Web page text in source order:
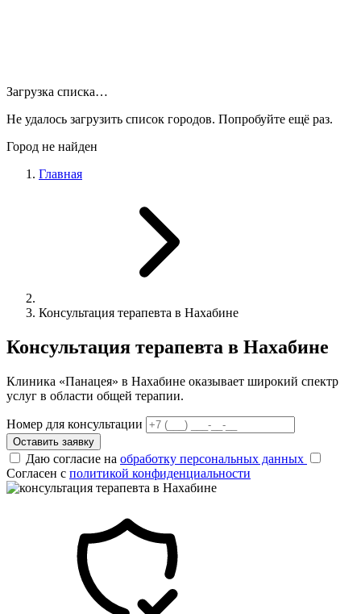
Загрузка списка…
Не удалось загрузить список городов. Попробуйте ещё раз.
Город не найден
Главная
Консультация терапевта в Нахабине
Консультация терапевта в Нахабине
Клиника «Панацея» в Нахабине оказывает широкий спектр
услуг в области общей терапии.
Номер для консультации
Оставить заявку
Даю согласие на обработку персональных данных
Согласен с политикой конфиденциальности